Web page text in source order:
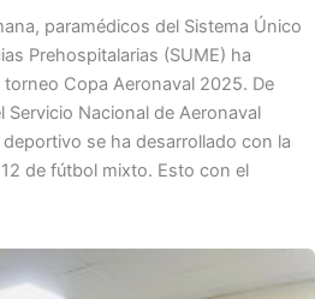
paramédicos del Sistema Único
Prehospitalarias (SUME) ha
Copa Aeronaval 2025. De
Nacional de Aeronaval
se ha desarrollado con la
de fútbol mixto. Esto con el